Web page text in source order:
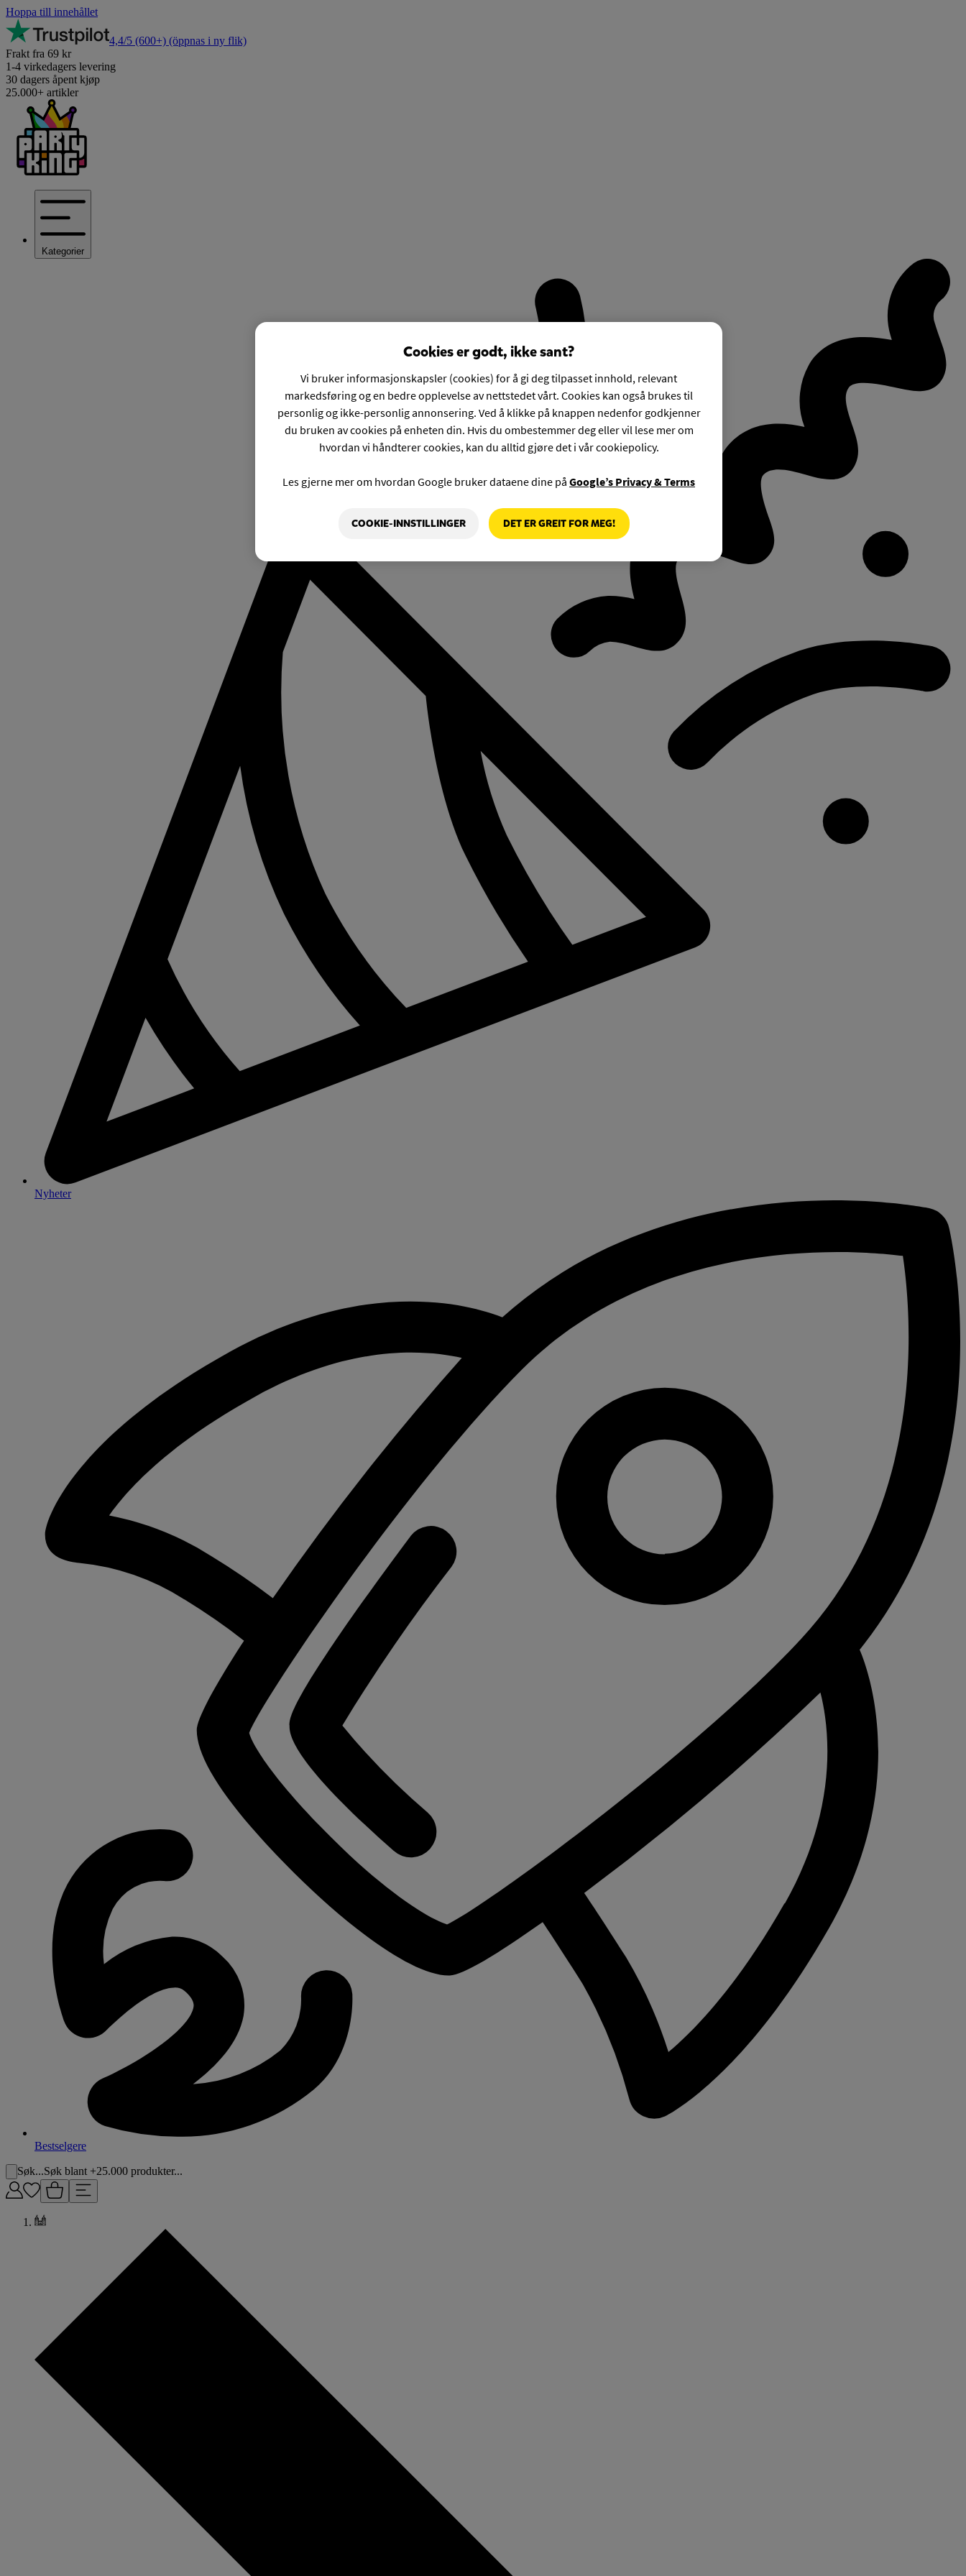
Hoppa till innehållet
4,4/5 (600+) (öppnas i ny flik)
Frakt fra 69 kr
1-4 virkedagers levering
30 dagers åpent kjøp
25.000+ artikler
Kategorier
Nyheter
Bestselgere
Søk...Søk blant +25.000 produkter...
Cookies er godt, ikke sant?
Vi bruker informasjonskapsler (cookies) for å gi deg tilpasset innhold, relevant
markedsføring og en bedre opplevelse av nettstedet vårt. Cookies kan også brukes til
personlig og ikke-personlig annonsering. Ved å klikke på knappen nedenfor godkjenner
du bruken av cookies på enheten din. Hvis du ombestemmer deg eller vil lese mer om
hvordan vi håndterer cookies, kan du alltid gjøre det i vår cookiepolicy.
Les gjerne mer om hvordan Google bruker dataene dine på Google’s Privacy & Terms
COOKIE-INNSTILLINGER DET ER GREIT FOR MEG!